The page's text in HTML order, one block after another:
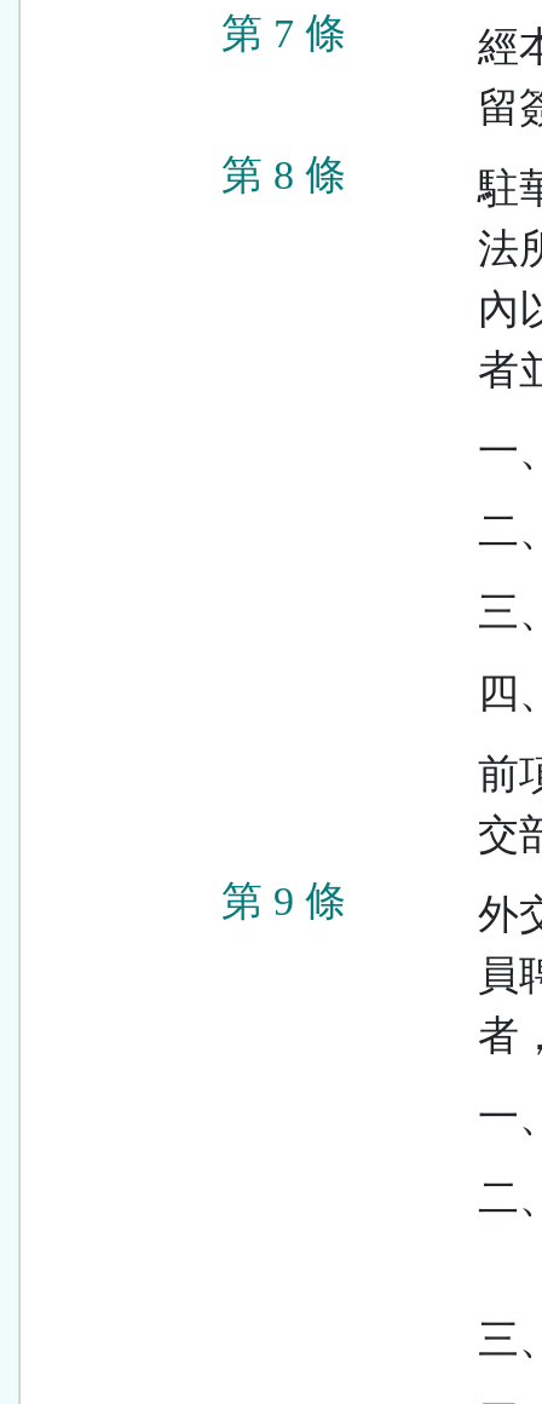
第 7 條
經
留
第 8 條
駐
法
內
者
一
二
三
四
前
交
第 9 條
外
員
者
一
二
三